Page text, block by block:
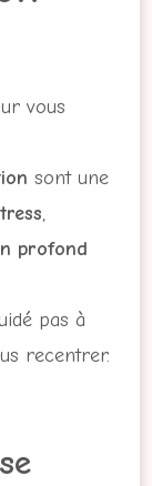
vous
sont une
,
profond
pas à
recentrer.